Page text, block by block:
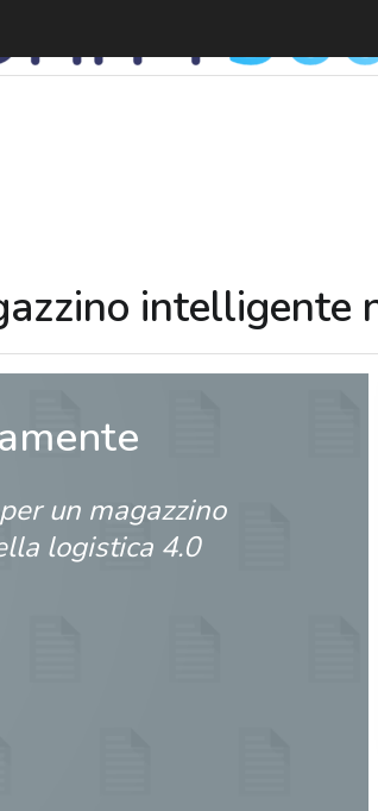
intelligente
un magazzino
logistica 4.0